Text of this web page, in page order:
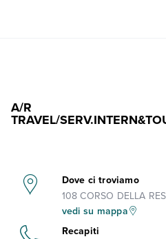
A/R
TRAVEL/
Dove ci troviamo
108 CORSO DELLA
vedi su mappa
Recapiti